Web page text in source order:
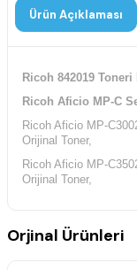
Ürün Açıklaması
Ricoh 842019
Ricoh Aficio MP-C
Ricoh Aficio MP-
Orijinal Toner,
Ricoh Aficio MP-
Orijinal Toner,
Orjinal Ürünleri